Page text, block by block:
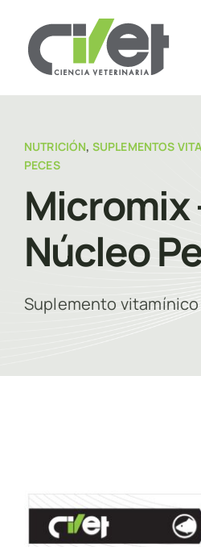
contenido
NUTRICIÓN, SUPLEMENTOS
PECES
Micromix
Núcleo
Suplemento vitamínico